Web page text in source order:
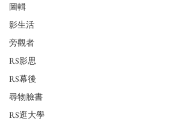
圖輯
影生活
旁觀者
RS影思
RS幕後
尋物臉書
RS逛大學